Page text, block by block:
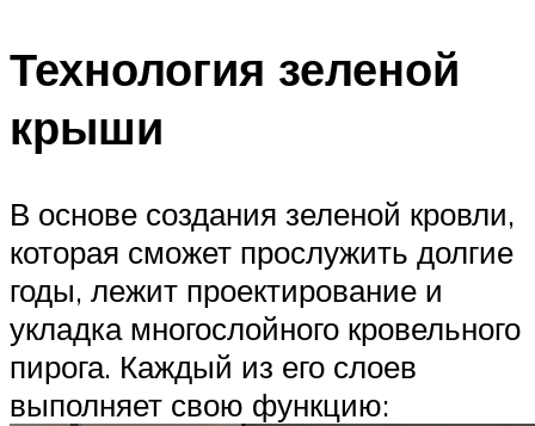
Технология зеленой
крыши
В основе создания зеленой кровли,
которая сможет прослужить долгие
годы, лежит проектирование и
укладка многослойного кровельного
пирога. Каждый из его слоев
выполняет свою функцию: